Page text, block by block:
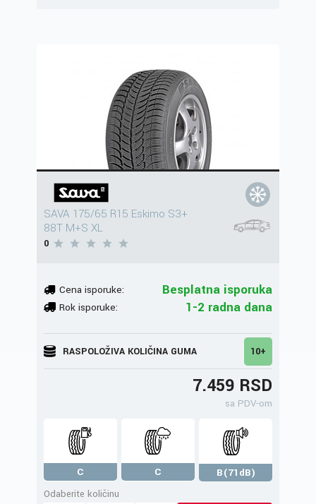
SAVA 175/65 R15 Eskimo S3+
88T M+S XL
0
Cena isporuke: Besplatna isporuka
Rok isporuke: 1-2 radna dana
RASPOLOŽIVA KOLIČINA GUMA 10+
7.459 RSD
sa PDV-om
C C
B(71dB)
Odaberite količinu